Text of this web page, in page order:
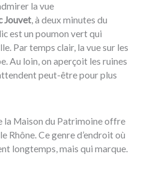
la vue
Jouvet, à deux minutes du
est un poumon vert qui
Par temps clair, la vue sur les
Au loin, on aperçoit les ruines
peut-être pour plus
la Maison du Patrimoine offre
Rhône. Ce genre d’endroit où
longtemps, mais qui marque.